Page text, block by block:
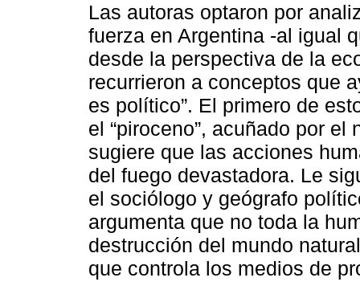
Las autoras optaron por
fuerza en Argentina -al igual
desde la perspectiva de la
recurrieron a conceptos que
es político”. El primero de
el “piroceno”, acuñado por
sugiere que las acciones
del fuego devastadora. Le
el sociólogo y geógrafo
argumenta que no toda la
destrucción del mundo
que controla los medios de